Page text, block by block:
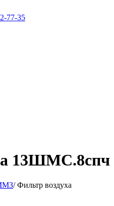
77-35
13ШМС.8спч
/ Фильтр воздуха